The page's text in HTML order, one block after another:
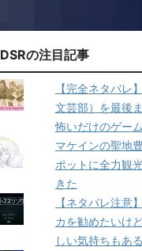
DSRの注目記事
【完全ネタバレ
文芸部）を最後
怖いだけのゲー
マケインの聖地
ポットに全力観
きた
【ネタバレ注意
カを勧めたいけ
しい気持ちもある